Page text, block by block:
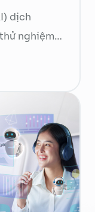
dịch
nghiệm
có chiến
tăng trưởng
gia